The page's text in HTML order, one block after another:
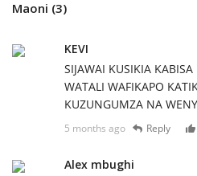
Maoni (3)
KEVI
SIJAWAI KUSIKIA
WATALI WAFIKAPO
KUZUNGUMZA NA
5 months ago Reply
Alex mbughi